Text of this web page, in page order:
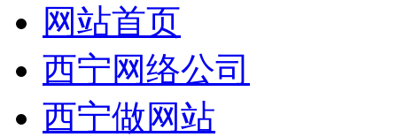
网站首页
西宁网络公司
西宁做网站